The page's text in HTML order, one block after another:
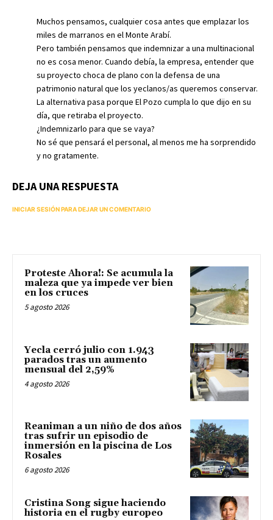
Muchos pensamos, cualquier cosa antes que emplazar los
miles de marranos en el Monte Arabí.
Pero también pensamos que indemnizar a una multinacional
no es cosa menor. Cuando debía, la empresa, entender que
su proyecto choca de plano con la defensa de una
patrimonio natural que los yeclanos/as queremos conservar.
La alternativa pasa porque El Pozo cumpla lo que dijo en su
día, que retiraba el proyecto.
¿Indemnizarlo para que se vaya?
No sé que pensará el personal, al menos me ha sorprendido
y no gratamente.
DEJA UNA RESPUESTA
INICIAR SESIÓN PARA DEJAR UN COMENTARIO
Proteste Ahora!: Se acumula la
maleza que ya impede ver bien
en los cruces
5 agosto 2026
Yecla cerró julio con 1.943
parados tras un aumento
mensual del 2,59%
4 agosto 2026
Reaniman a un niño de dos años
tras sufrir un episodio de
inmersión en la piscina de Los
Rosales
6 agosto 2026
Cristina Song sigue haciendo
historia en el rugby europeo